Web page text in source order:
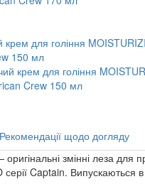
для гоління
150 мл
Рекомендації щодо догляду
змінні леза для
серії Captain. Випускаються